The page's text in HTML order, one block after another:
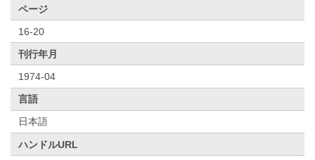
ページ
16-20
刊行年月
1974-04
言語
日本語
ハンドルURL